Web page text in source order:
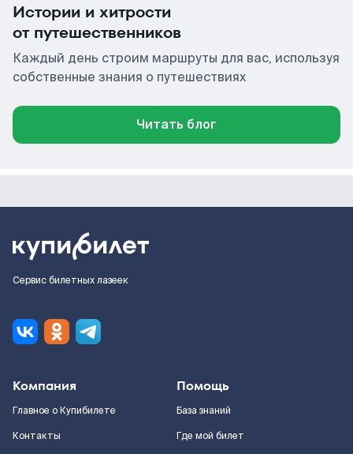
Истории и хитрости
от путешественников
Каждый день строим маршруты для вас, используя
собственные знания о путешествиях
Читать блог
Сервис билетных лазеек
Компания
Главное о Купибилете
Контакты
Помощь
База знаний
Где мой билет